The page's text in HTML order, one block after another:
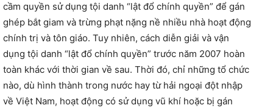
cầm quyền sử dụng tội danh “lật đổ chính quyền” để gán
ghép bắt giam và trừng phạt nặng nề nhiều nhà hoạt động
chính trị và tôn giáo. Tuy nhiên, cách diễn giải và vận
dụng tội danh “lật đổ chính quyền” trước năm 2007 hoàn
toàn khác với thời gian về sau. Thời đó, chỉ những tổ chức
nào, dù hình thành trong nước hay từ hải ngoại đột nhập
về Việt Nam, hoạt động có sử dụng vũ khí hoặc bị gán